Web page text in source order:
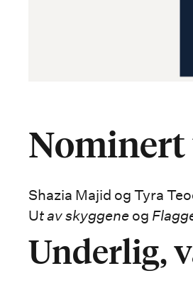
Shazia Majid og Tyra
Ut av skyggene og
Underlig,